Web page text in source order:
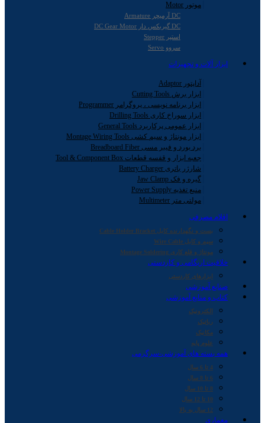
موتور Motor
DC آرمیچر Armature
DC گیربکس دار DC Gear Motor
استپر Stepper
سروو Servo
ابزار آلات و تجهیزات
آداپتور Adaptor
ابزار برش Cutting Tools
ابزار برنامه نویسی ، پروگرامر Programmer
ابزار سوراخ کاری Drilling Tools
ابزار عمومی پرکاربرد General Tools
ابزار مونتاژ و سیم کشی Montage Wiring Tools
برد بورد و فیبر مسی Breadboard Fiber
جعبه ابزار و قفسه قطعات Tool & Component Box
شارژر باتری Battery Charger
گیره و فک Jaw Clamp
منبع تغذیه Power Supply
مولتی متر Multimeter
اقلام مصرفی
بست و نگهدارنده کابل Cable Holder Bracket
سیم و کابل Wire Cable
مونتاژ و قلع کاری Montage Soldering
خلاقیت اریگامی و کاردستی
ابزارهای کاردستی
صنایع آموزشی
کتاب و منابع آموزشی
الکترونیک
رباتیک
مکانیک
علوم پایه
همه بسته های آموزشی-سرگرمی
4 تا 6 سال
6 تا 8 سال
8 تا 10 سال
10 تا 12 سال
12 سال به بالا
معماری